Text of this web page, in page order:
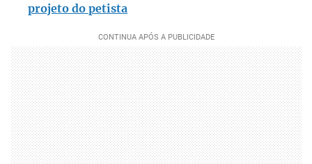
projeto do petista